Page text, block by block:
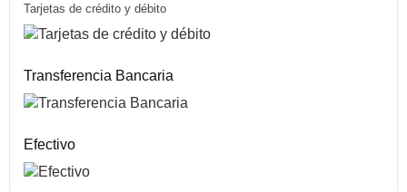
Tarjetas de crédito y débito
Transferencia Bancaria
Efectivo